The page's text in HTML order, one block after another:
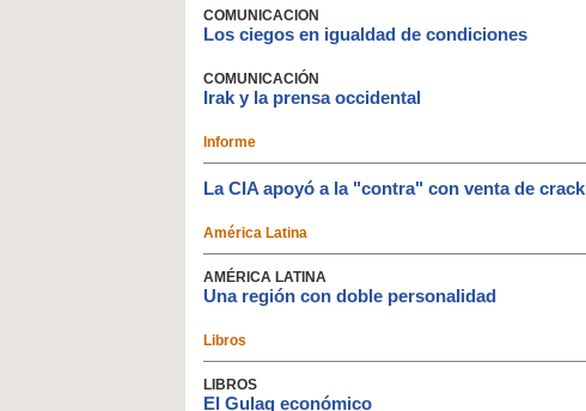
COMUNICACION
Los ciegos en igualdad de condiciones
COMUNICACIÓN
Irak y la prensa occidental
Informe
La CIA apoyó a la "contra" con venta de crack
América Latina
AMÉRICA LATINA
Una región con doble personalidad
Libros
LIBROS
El Gulag económico